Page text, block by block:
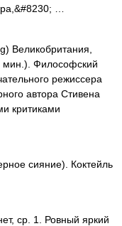
…
Великобритания,
мин.). Философский
режиссера
автора Стивена
критиками
сияние). Коктейль
ср. 1. Ровный яркий